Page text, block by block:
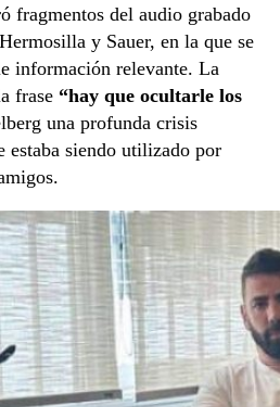
fragmentos del audio grabado
y Sauer, en la que se
información relevante. La
frase “hay que ocultarle los
una profunda crisis
estaba siendo utilizado por